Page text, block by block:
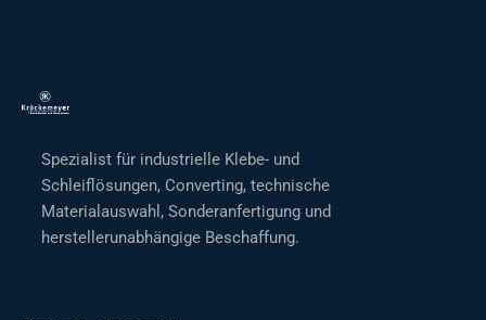
Spezialist für industrielle Klebe- und
Schleiflösungen, Converting, technische
Materialauswahl, Sonderanfertigung und
herstellerunabhängige Beschaffung.